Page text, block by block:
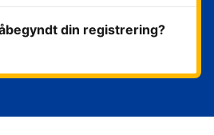
din registrering?